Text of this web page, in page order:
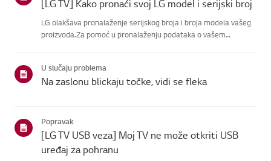
[LG TV] Kako pronaći svoj LG model i serijski broj
LG olakšava pronalaženje serijskog broja i broja modela vašeg
proizvoda.Za pomoć u pronalaženju podataka o vašem
lokaciji:...
U slučaju problema
Na zaslonu blickaju točke, vidi se fleka
Popravak
[LG TV USB veza] Moj TV ne može otkriti USB
uređaj za pohranu